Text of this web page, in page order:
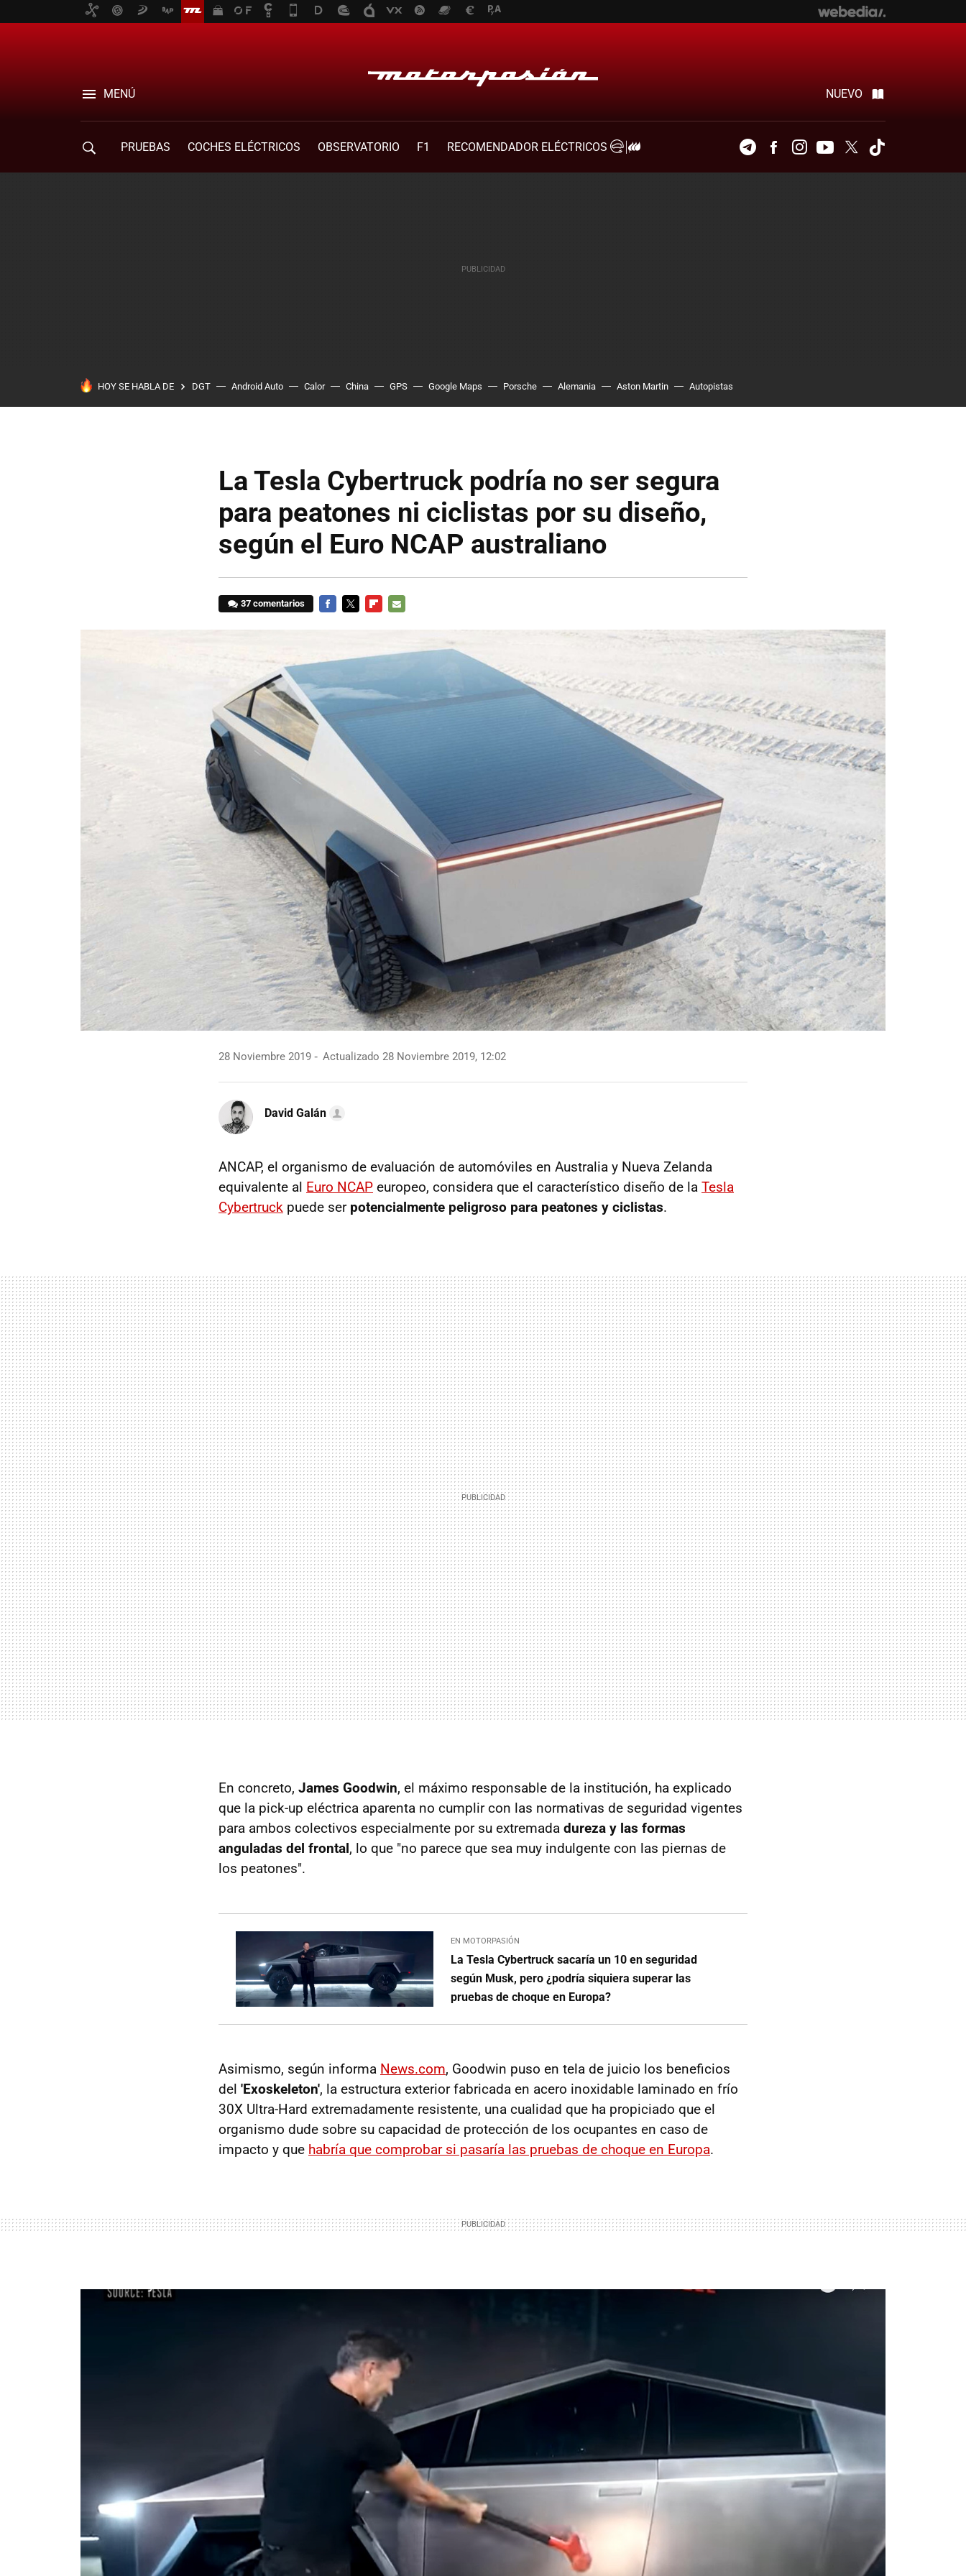
MENÚ NUEVO
PRUEBAS COCHES ELÉCTRICOS OBSERVATORIO F1
RECOMENDADOR ELÉCTRICOS
TelegramFacebookInstagramYoutubeTwitter
HOY SE HABLA DE DGT Android Auto Calor China GPS Google Maps Porsche Alemania Aston Martin Autopistas
La Tesla Cybertruck podría no ser segura
para peatones ni ciclistas por su diseño,
según el Euro NCAP australiano
37 comentarios
28 Noviembre 2019 Actualizado 28 Noviembre 2019, 12:02
David Galán
ANCAP, el organismo de evaluación de automóviles en Australia y Nueva Zelanda
equivalente al Euro NCAP europeo, considera que el característico diseño de la Tesla
Cybertruck puede ser potencialmente peligroso para peatones y ciclistas.
En concreto, James Goodwin, el máximo responsable de la institución, ha explicado
que la pick-up eléctrica aparenta no cumplir con las normativas de seguridad vigentes
para ambos colectivos especialmente por su extremada dureza y las formas
anguladas del frontal, lo que "no parece que sea muy indulgente con las piernas de
los peatones".
EN MOTORPASIÓN
La Tesla Cybertruck sacaría un 10 en seguridad
según Musk, pero ¿podría siquiera superar las
pruebas de choque en Europa?
Asimismo, según informa News.com, Goodwin puso en tela de juicio los beneficios
del 'Exoskeleton', la estructura exterior fabricada en acero inoxidable laminado en frío
30X Ultra-Hard extremadamente resistente, una cualidad que ha propiciado que el
organismo dude sobre su capacidad de protección de los ocupantes en caso de
impacto y que habría que comprobar si pasaría las pruebas de choque en Europa.